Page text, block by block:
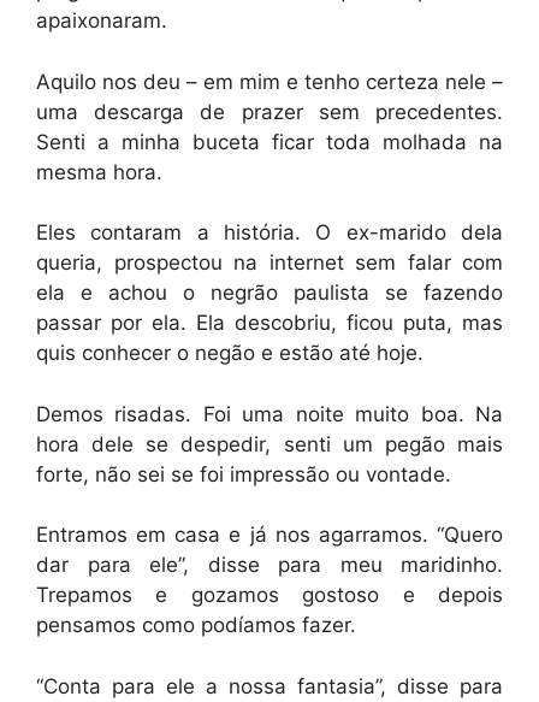
apaixonaram.
Aquilo nos deu – em mim e tenho certeza nele –
uma descarga de prazer sem precedentes.
Senti a minha buceta ficar toda molhada na
mesma hora.
Eles contaram a história. O ex-marido dela
queria, prospectou na internet sem falar com
ela e achou o negrão paulista se fazendo
passar por ela. Ela descobriu, ficou puta, mas
quis conhecer o negão e estão até hoje.
Demos risadas. Foi uma noite muito boa. Na
hora dele se despedir, senti um pegão mais
forte, não sei se foi impressão ou vontade.
Entramos em casa e já nos agarramos. “Quero
dar para ele”, disse para meu maridinho.
Trepamos e gozamos gostoso e depois
pensamos como podíamos fazer.
“Conta para ele a nossa fantasia”, disse para